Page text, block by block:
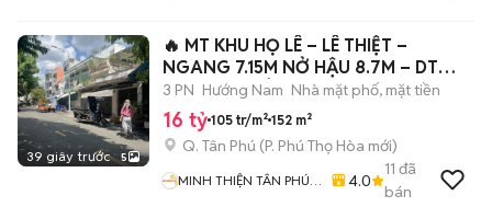
39 giây trước 5
🔥 MT KHU HỌ LÊ – LÊ THIỆT –
NGANG 7.15M NỞ HẬU 8.7M – DT
152.5m² 16 TỶ
3 PN Hướng Nam Nhà mặt phố, mặt tiền
16 tỷ 105 tr/m² 152 m²
Q. Tân Phú (P. Phú Thọ Hòa mới)
MINH THIỆN TÂN PHÚ
4.0
11 đã
bán